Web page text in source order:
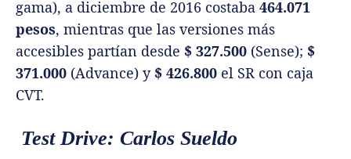
gama), a diciembre de 2016 costaba 464.071
pesos, mientras que las versiones más
accesibles partían desde $ 327.500 (Sense); $
371.000 (Advance) y $ 426.800 el SR con caja
CVT.
Test Drive: Carlos Sueldo